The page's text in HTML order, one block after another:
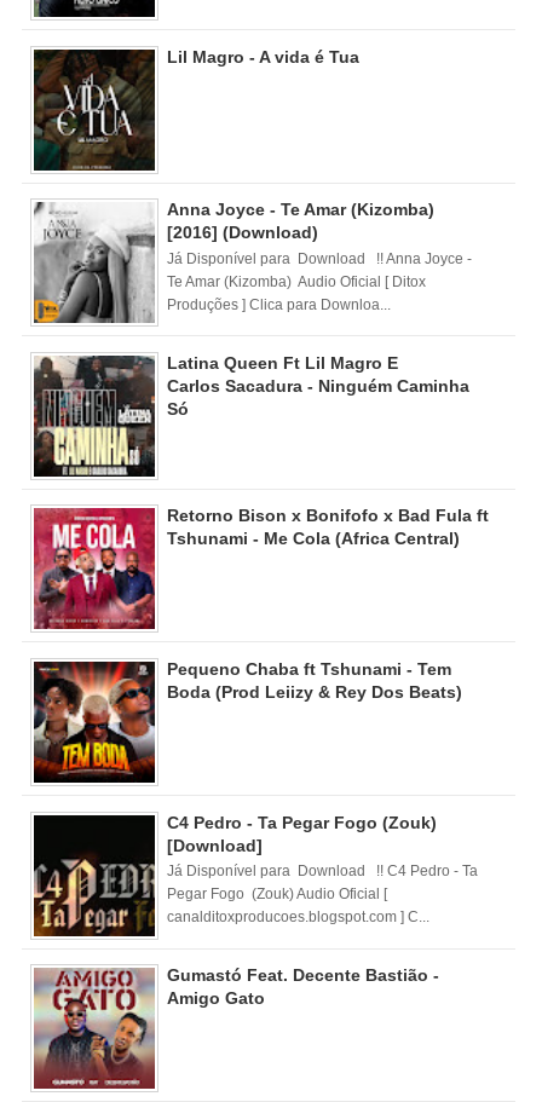
Lil Magro - A vida é Tua
Anna Joyce - Te Amar (Kizomba)
[2016] (Download)
Já Disponível para Download !! Anna Joyce -
Te Amar (Kizomba) Audio Oficial [ Ditox
Produções ] Clica para Downloa...
Latina Queen Ft Lil Magro E
Carlos Sacadura - Ninguém Caminha
Só
Retorno Bison x Bonifofo x Bad Fula ft
Tshunami - Me Cola (Africa Central)
Pequeno Chaba ft Tshunami - Tem
Boda (Prod Leiizy & Rey Dos Beats)
C4 Pedro - Ta Pegar Fogo (Zouk)
[Download]
Já Disponível para Download !! C4 Pedro - Ta
Pegar Fogo (Zouk) Audio Oficial [
canalditoxproducoes.blogspot.com ] C...
Gumastó Feat. Decente Bastião -
Amigo Gato